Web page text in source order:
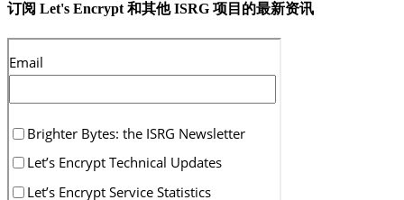
订阅 Let's Encrypt 和其他 ISRG 项目的最新资讯